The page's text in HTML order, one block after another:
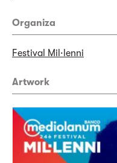
Organiza
Festival Mil·lenni
Artwork